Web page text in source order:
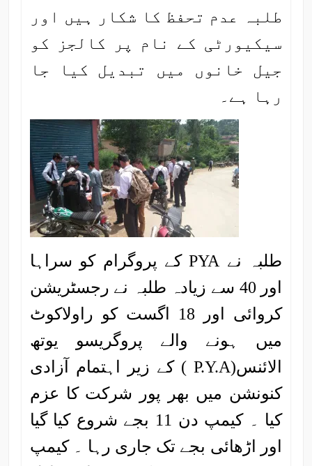
طلبہ عدم تحفظ کا شکار ہیں اور
سیکیورٹی کے نام پر کالجز کو
جیل خانوں میں تبدیل کیا جا
رہا ہے۔
طلبہ نے PYA کے پروگرام کو سراہا
اور 40 سے زیادہ طلبہ نے رجسٹریشن
کروائی اور 18 اگست کو راولاکوٹ
میں ہونے والے پروگریسو یوتھ
الائنس(P.Y.A ) کے زیر اہتمام آزادی
کنونشن میں بھر پور شرکت کا عزم
کیا ۔ کیمپ دن 11 بجے شروع کیا گیا
اور اڑھائی بجے تک جاری رہا ۔ کیمپ